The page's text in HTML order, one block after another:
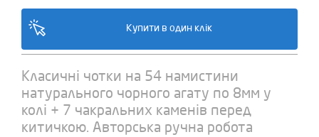
Класичні чотки на 54 намистини
натурального чорного агату по 8мм у
колі + 7 чакральних каменів перед
китичкою. Авторська ручна робота